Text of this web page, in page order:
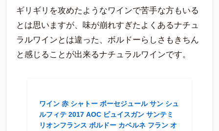
ギリギリを攻めたようなワインで苦手な方もいる
とは思いますが、味が崩れすぎたよくあるナチュ
ラルワインとは違った、ボルドーらしさもきちん
と感じることが出来るナチュラルワインです。
ワイン 赤 シャトー ボーセジュール サン シュ
ルフィテ 2017 AOC ピュイスガン サンテミ
リオンフランス ボルドー カベルネ フラン オ